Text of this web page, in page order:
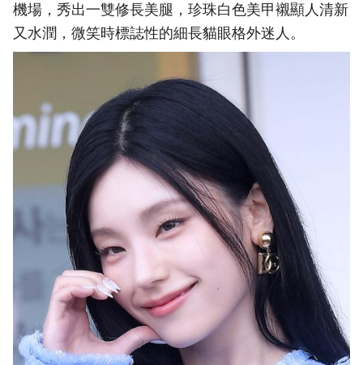
機場，秀出一雙修長美腿，珍珠白色美甲襯顯人清新
又水潤，微笑時標誌性的細長貓眼格外迷人。